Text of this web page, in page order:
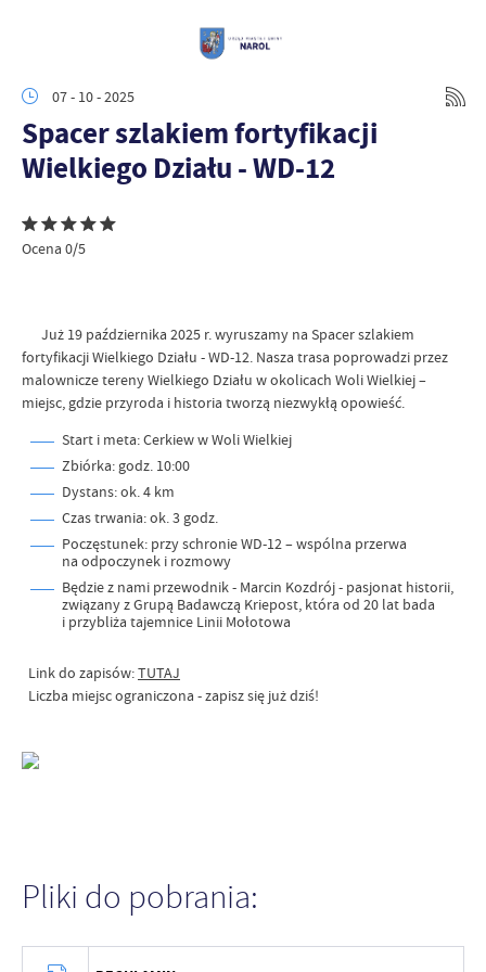
07 - 10 - 2025
Spacer szlakiem fortyfikacji
Wielkiego Działu - WD-12
Ocena 0/5
Już 19 października 2025 r. wyruszamy na Spacer szlakiem
fortyfikacji Wielkiego Działu - WD-12. Nasza trasa poprowadzi przez
malownicze tereny Wielkiego Działu w okolicach Woli Wielkiej –
miejsc, gdzie przyroda i historia tworzą niezwykłą opowieść.
Start i meta: Cerkiew w Woli Wielkiej
Zbiórka: godz. 10:00
Dystans: ok. 4 km
Czas trwania: ok. 3 godz.
Poczęstunek: przy schronie WD-12 – wspólna przerwa
na odpoczynek i rozmowy
Będzie z nami przewodnik - Marcin Kozdrój - pasjonat historii,
związany z Grupą Badawczą Kriepost, która od 20 lat bada
i przybliża tajemnice Linii Mołotowa
Link do zapisów:TUTAJ
Liczba miejsc ograniczona - zapisz się już dziś!
Pliki do pobrania: